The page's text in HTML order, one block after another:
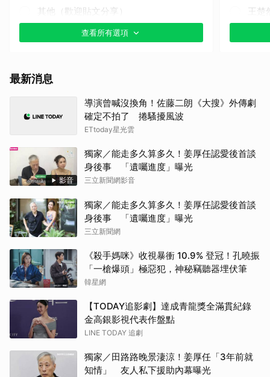
其他（歡迎貼文分享）
查看所有選項
王
金武
生田
申惠
最新消息
導演曾喊沒換角！佐藤二朗《大搜》外傳劇
確定不拍了 捲騷擾風波
ETtoday星光雲
影音
獨家／能走多久算多久！姜厚任認愛後首談
身後事 「遺囑進度」曝光
三立新聞網影音
獨家／能走多久算多久！姜厚任認愛後首談
身後事 「遺囑進度」曝光
三立新聞網
《殺手媽咪》收視暴衝 10.9% 登冠！孔曉振
「一槍爆頭」極惡犯，神秘竊聽器埋伏筆
韓星網
【TODAY追影劇】達成青龍獎全滿貫紀錄
金高銀影視代表作盤點
LINE TODAY 追劇
獨家／田路路晚景淒涼！姜厚任「3年前就
知情」 友人私下援助內幕曝光